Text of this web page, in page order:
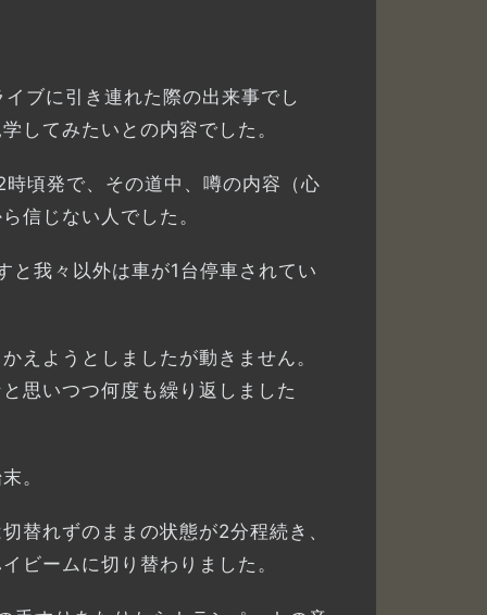
ブに引き連れた際の出来事でし
してみたいとの内容でした。
頃発で、その道中、噂の内容（心
信じない人でした。
我々以外は車が1台停車されてい
えようとしましたが動きません。
思いつつ何度も繰り返しました
。
替れずのままの状態が2分程続き、
ビームに切り替わりました。